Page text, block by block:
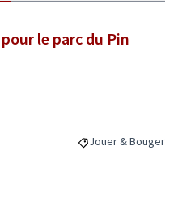
le parc du Pin
Filtrer les
Jouer & Bouger